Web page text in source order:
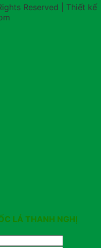
Reserved | Thiết kế
LÁ THANH NGHỊ